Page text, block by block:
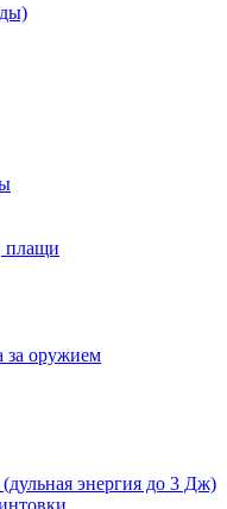
плащи
за оружием
энергия до 3 Дж)